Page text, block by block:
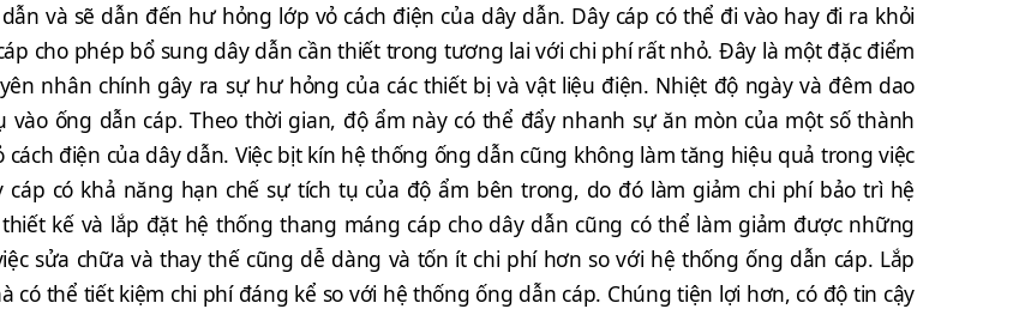
và sẽ dẫn đến hư hỏng lớp vỏ cách điện của dây dẫn. Dây cáp có thể đi vào hay đi ra khỏi
cho phép bổ sung dây dẫn cần thiết trong tương lai với chi phí rất nhỏ. Đây là một đặc điểm
nhân chính gây ra sự hư hỏng của các thiết bị và vật liệu điện. Nhiệt độ ngày và đêm dao
ống dẫn cáp. Theo thời gian, độ ẩm này có thể đẩy nhanh sự ăn mòn của một số thành
điện của dây dẫn. Việc bịt kín hệ thống ống dẫn cũng không làm tăng hiệu quả trong việc
có khả năng hạn chế sự tích tụ của độ ẩm bên trong, do đó làm giảm chi phí bảo trì hệ
kế và lắp đặt hệ thống thang máng cáp cho dây dẫn cũng có thể làm giảm được những
sửa chữa và thay thế cũng dễ dàng và tốn ít chi phí hơn so với hệ thống ống dẫn cáp. Lắp
có thể tiết kiệm chi phí đáng kể so với hệ thống ống dẫn cáp. Chúng tiện lợi hơn, có độ tin cậy